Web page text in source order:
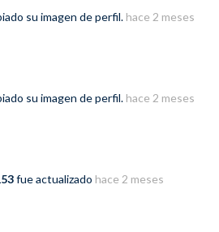
su imagen de perfil. hace 2 meses
su imagen de perfil. hace 2 meses
fue actualizado hace 2 meses